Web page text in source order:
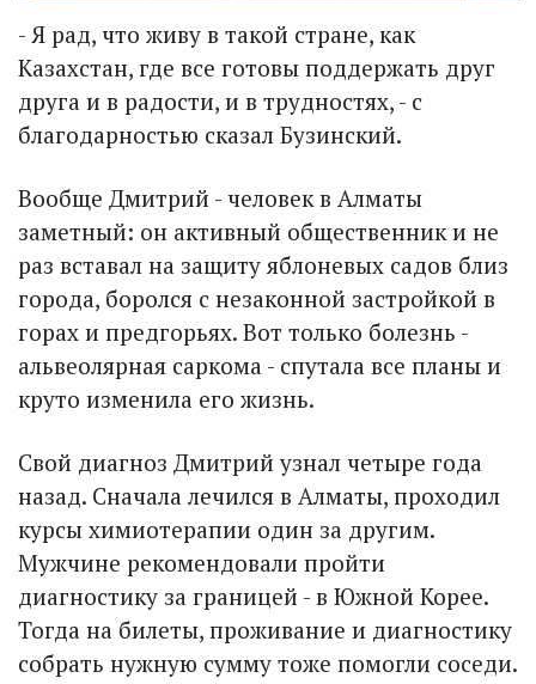
- Я рад, что живу в такой стране, как
Казахстан, где все готовы поддержать друг
друга и в радости, и в трудностях, - с
благодарностью сказал Бузинский.
Вообще Дмитрий - человек в Алматы
заметный: он активный общественник и не
раз вставал на защиту яблоневых садов близ
города, боролся с незаконной застройкой в
горах и предгорьях. Вот только болезнь -
альвеолярная саркома - спутала все планы и
круто изменила его жизнь.
Свой диагноз Дмитрий узнал четыре года
назад. Сначала лечился в Алматы, проходил
курсы химиотерапии один за другим.
Мужчине рекомендовали пройти
диагностику за границей - в Южной Корее.
Тогда на билеты, проживание и диагностику
собрать нужную сумму тоже помогли соседи.